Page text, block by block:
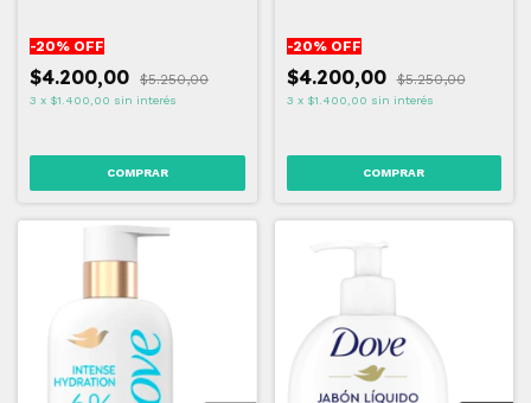
-20% OFF
$4.200,00 $5.250,00
3 x $1.400,00 sin interés
-20% OFF
$4.200,00 $5.250,00
3 x $1.400,00 sin interés